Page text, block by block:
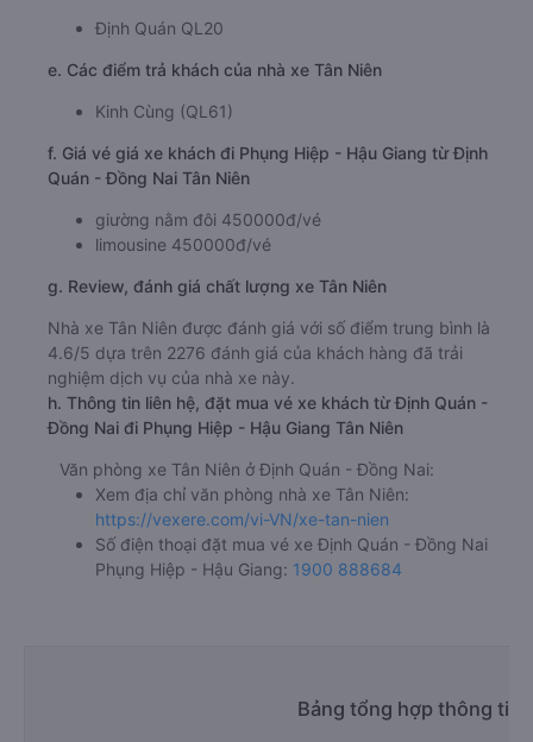
Định Quán QL20
e. Các điểm trả khách của nhà xe Tân Niên
Kinh Cùng (QL61)
f. Giá vé giá xe khách đi Phụng Hiệp - Hậu Giang từ Định
Quán - Đồng Nai Tân Niên
giường nằm đôi 450000đ/vé
limousine 450000đ/vé
g. Review, đánh giá chất lượng xe Tân Niên
Nhà xe Tân Niên được đánh giá với số điểm trung bình là
4.6/5 dựa trên 2276 đánh giá của khách hàng đã trải
nghiệm dịch vụ của nhà xe này.
h. Thông tin liên hệ, đặt mua vé xe khách từ Định Quán -
Đồng Nai đi Phụng Hiệp - Hậu Giang Tân Niên
Văn phòng xe Tân Niên ở Định Quán - Đồng Nai:
Xem địa chỉ văn phòng nhà xe Tân Niên:
https://vexere.com/vi-VN/xe-tan-nien
Số điện thoại đặt mua vé xe Định Quán - Đồng Nai
Phụng Hiệp - Hậu Giang: 1900 888684
Bảng tổng hợp thông tin